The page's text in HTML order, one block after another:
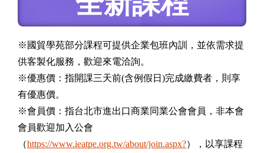
※國貿學苑部分課程可提供企業包班內訓，並依需求提
供客製化服務，歡迎來電洽詢。
※優惠價：指開課三天前(含例假日)完成繳費者，則享
有優惠價。
※會員價：指台北市進出口商業同業公會會員，非本會
會員歡迎加入公會
（https://www.ieatpe.org.tw/about/join.aspx?），以享課程